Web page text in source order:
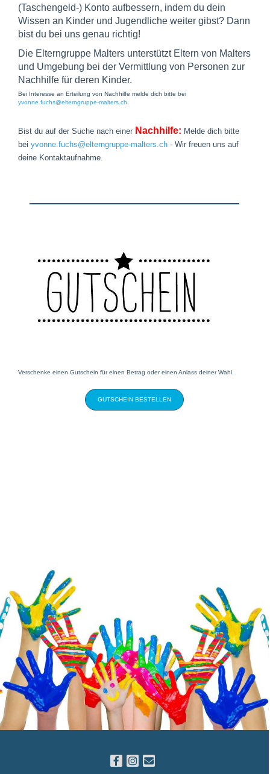
(Taschengeld-) Konto aufbessern, indem du dein
Wissen an Kinder und Jugendliche weiter gibst? Dann
bist du bei uns genau richtig!
Die Elterngruppe Malters unterstützt Eltern von Malters
und Umgebung bei der Vermittlung von Personen zur
Nachhilfe für deren Kinder.
Bei Interesse an Erteilung von Nachhilfe melde dich bitte bei
yvonne.fuchs@elterngruppe-malters.ch
Bist du auf der Suche nach einer Nachhilfe: Melde dich bitte
bei yvonne.fuchs@elterngruppe-malters.ch - Wir freuen uns auf
deine Kontaktaufnahme.
Verschenke einen Gutschein für einen Betrag oder einen Anlass deiner Wahl.
GUTSCHEIN BESTELLEN